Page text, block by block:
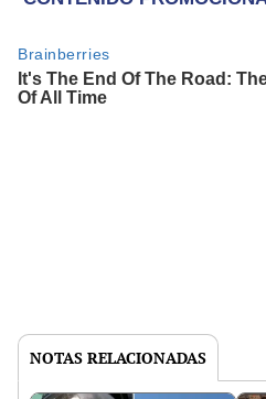
NOTAS RELACIONADAS